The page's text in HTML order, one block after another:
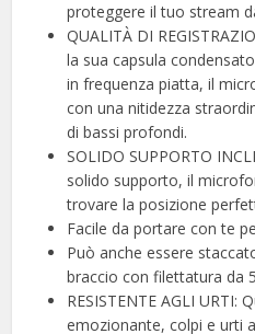
proteggere il tuo stream
QUALITÀ DI
la sua capsula
in frequenza piatta, il
con una nitidezza
di bassi profondi.
SOLIDO SUPPORTO
solido supporto, il
trovare la posizione
Facile da portare con te
Può anche essere
braccio con filettatura da
RESISTENTE AGLI URTI:
emozionante, colpi e urti